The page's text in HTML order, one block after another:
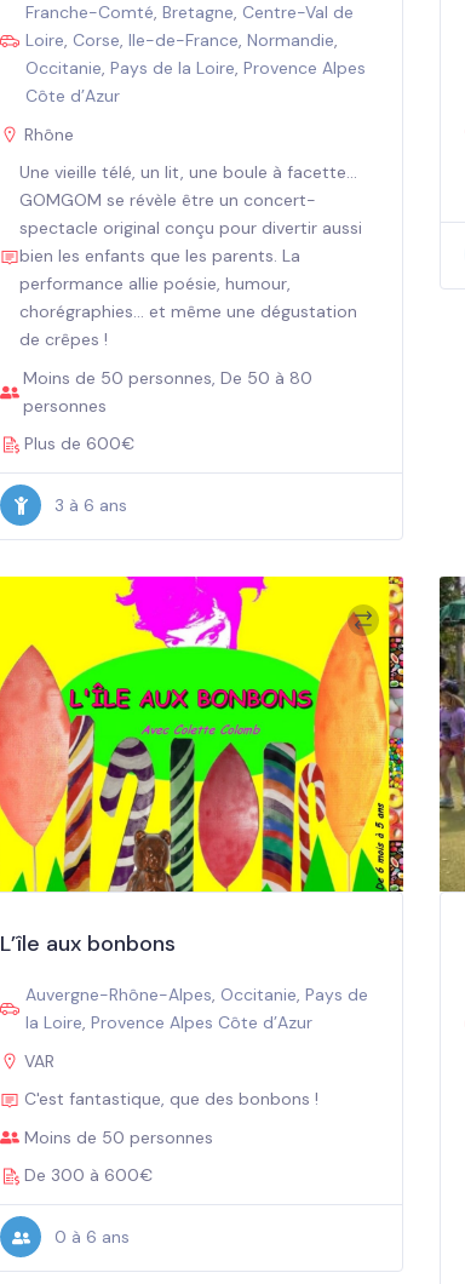
Franche-Comté,Bretagne, Centre-Val de
Loire, Corse,Ile-de-France,Normandie,
Occitanie,Pays de la Loire,Provence Alpes
Côte d’Azur
Rhône
Une vieille télé, un lit, une boule à facette...
GOMGOM se révèle être un concert-
spectacle original conçu pour divertir aussi
bien les enfants que les parents. La
performance allie poésie, humour,
chorégraphies... et même une dégustation
de crêpes !
Moins de 50 personnes, De 50 à 80
personnes
Plus de 600€
3 à 6 ans
L’île aux bonbons
Auvergne-Rhône-Alpes, Occitanie,Pays de
la Loire,Provence Alpes Côte d’Azur
VAR
C'est fantastique, que des bonbons !
Moins de 50 personnes
De 300 à 600€
0 à 6 ans